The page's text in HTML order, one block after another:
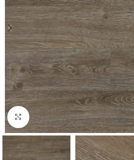
Нажмите, чтобы увеличить